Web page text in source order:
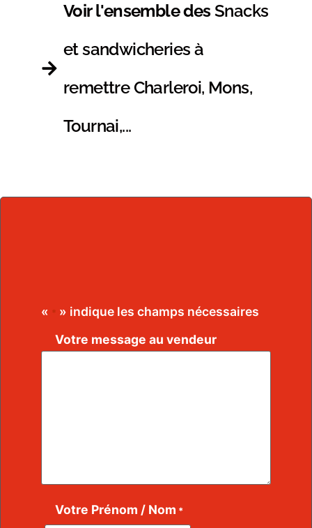
Voir l'ensemble desSnacks
et sandwicheries à
remettre Charleroi, Mons,
Tournai,...
« * » indique les champs nécessaires
Votre message au vendeur
Votre Prénom / Nom *